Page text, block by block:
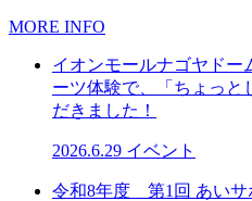
MORE INFO
イオンモールナゴヤドー
ーツ体験で、「ちょっと
だきました！
2026.6.29 イベント
令和8年度 第1回 あいサ